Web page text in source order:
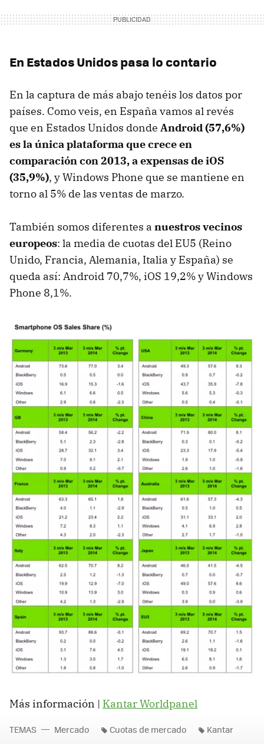
En Estados Unidos pasa lo contario
En la captura de más abajo tenéis los datos por
países. Como veis, en España vamos al revés
que en Estados Unidos donde Android (57,6%)
es la única plataforma que crece en
comparación con 2013, a expensas de iOS
(35,9%), y Windows Phone que se mantiene en
torno al 5% de las ventas de marzo.
También somos diferentes a nuestros vecinos
europeos: la media de cuotas del EU5 (Reino
Unido, Francia, Alemania, Italia y España) se
queda así: Android 70,7%, iOS 19,2% y Windows
Phone 8,1%.
Más información | Kantar Worldpanel
TEMAS Mercado Cuotas de mercado Kantar